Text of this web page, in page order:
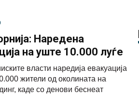
Наредена
на уште 10.000 луѓе
власти наредија евакуација
жители од околината на
каде со денови беснеат